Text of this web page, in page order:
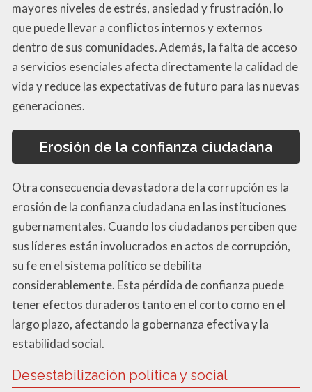
mayores niveles de estrés, ansiedad y frustración, lo
que puede llevar a conflictos internos y externos
dentro de sus comunidades. Además, la falta de acceso
a servicios esenciales afecta directamente la calidad de
vida y reduce las expectativas de futuro para las nuevas
generaciones.
Erosión de la confianza ciudadana
Otra consecuencia devastadora de la corrupción es la
erosión de la confianza ciudadana en las instituciones
gubernamentales. Cuando los ciudadanos perciben que
sus líderes están involucrados en actos de corrupción,
su fe en el sistema político se debilita
considerablemente. Esta pérdida de confianza puede
tener efectos duraderos tanto en el corto como en el
largo plazo, afectando la gobernanza efectiva y la
estabilidad social.
Desestabilización política y social